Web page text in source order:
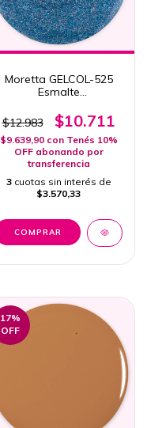
Moretta GELCOL-525
Esmalte
Mask 15ml Col.
Masquerade
$12.983 $10.711
$9.639,90 con Tenés 10%
OFF abonando por
transferencia
3 cuotas sin interés de
$3.570,33
17%
OFF